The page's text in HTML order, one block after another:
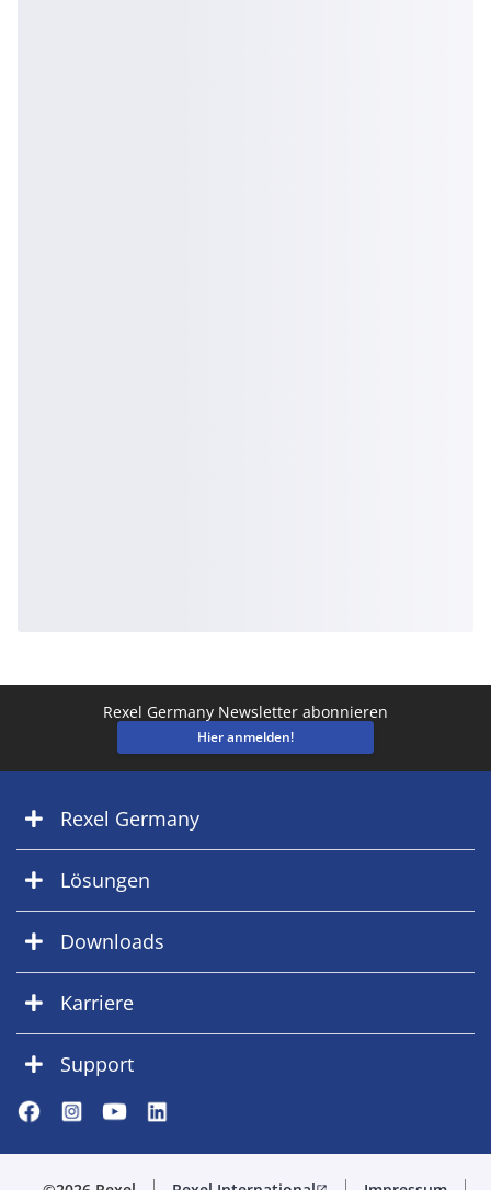
Rexel Germany Newsletter abonnieren
Hier anmelden!
Rexel Germany
Lösungen
Downloads
Karriere
Support